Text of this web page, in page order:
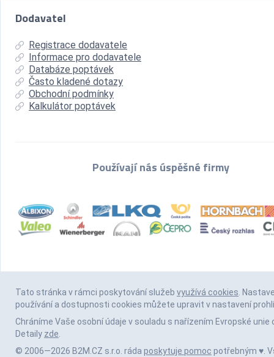
Dodavatel
Registrace dodavatele
Informace pro dodavatele
Databáze poptávek
Často kladené dotazy
Obchodní podmínky
Kalkulátor poptávek
Používají nás úspěšné firmy
Tato stránka v rámci poskytování služeb využívá cookies.
používání a dostupnosti cookies můžete upravit v nastavení
Chráníme Vaše osobní údaje v souladu s nařízením Evropské unie
Detaily zde.
© 2006—2026 B2M.CZ s.r.o. ráda poskytuje pomoc potřebným ♥️.